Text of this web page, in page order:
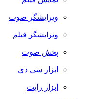
ویرایشگر صوت
ویرایشگر فیلم
پخش صوت
ابزار سی دی
ابزار رایت